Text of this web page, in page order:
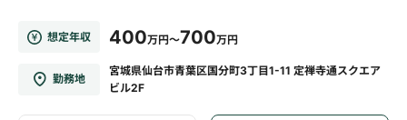
想定年収 400万円～700万円
勤務地
宮城県仙台市青葉区国分町3丁目1-11 定禅寺通スクエア
ビル2F